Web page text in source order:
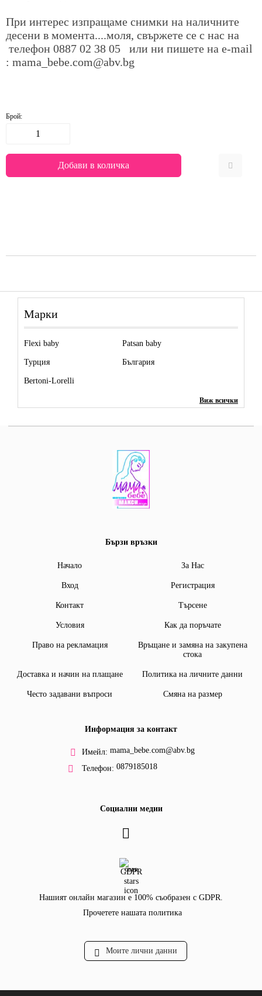
При интерес изпращаме снимки на наличните
десени в момента....моля, свържете се с нас на
телефон 0887 02 38 05
или ни пишете на е-mail
: mama_bebe.com@abv.bg
Брой:
Марки
Flexi baby Patsan baby
Турция България
Bertoni-Lorelli
Виж всички
Бързи връзки
Начало За Нас
Вход Регистрация
Контакт Търсене
Условия Как да поръчате
Право на рекламация
Връщане и замяна на закупена
стока
Доставка и начин на плащане Политика на личните данни
Често задавани въпроси Смяна на размер
Информация за контакт
Имейл: mama_bebe.com@abv.bg
Телефон: 0879185018
Социални медии
GDPR
Нашият онлайн магазин е 100% съобразен с GDPR.
Прочетете нашата политика
Моите лични данни